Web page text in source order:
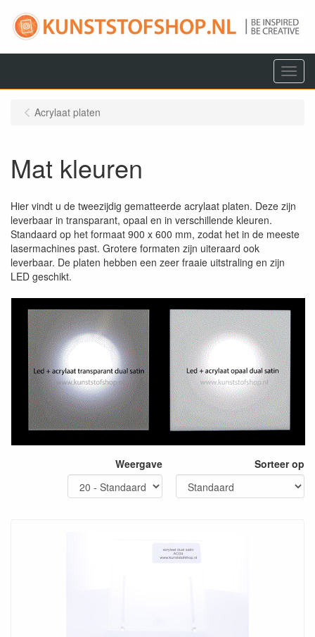
Menu
Acrylaat platen
Mat kleuren
Hier vindt u de tweezijdig gematteerde acrylaat platen. Deze zijn
leverbaar in transparant, opaal en in verschillende kleuren.
Standaard op het formaat 900 x 600 mm, zodat het in de meeste
lasermachines past. Grotere formaten zijn uiteraard ook
leverbaar. De platen hebben een zeer fraaie uitstraling en zijn
LED geschikt.
Weergave Sorteer op